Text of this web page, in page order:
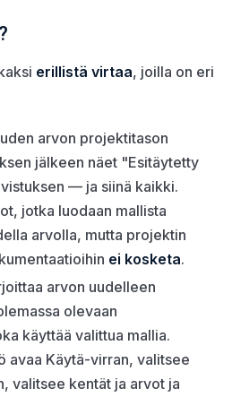
erillistä virtaa, joilla on eri
arvon projektitason
jälkeen näet "Esitäytetty
— ja siinä kaikki.
jotka luodaan mallista
arvolla, mutta projektin
ei kosketa.
arvon uudelleen
olevaan
käyttää valittua mallia.
avaa Käytä-virran, valitsee
valitsee kentät ja arvot ja